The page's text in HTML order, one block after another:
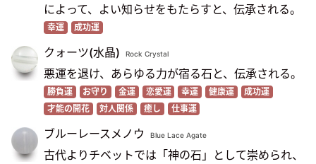
によって、よい知らせをもたらすと、伝承される。
幸運 成功運
クォーツ(水晶) Rock Crystal
悪運を退け、あらゆる力が宿る石と、伝承される。
勝負運 お守り 金運 恋愛運 幸運 健康運
成功運
才能の開花
対人関係 癒し 仕事運
ブルーレースメノウ Blue Lace Agate
古代よりチベットでは「神の石」として崇められ、